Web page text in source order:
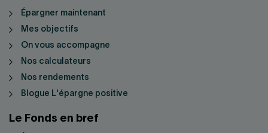
Épargner maintenant
Mes objectifs
On vous accompagne
Nos calculateurs
Nos rendements
Blogue L'épargne positive
Le Fonds en bref